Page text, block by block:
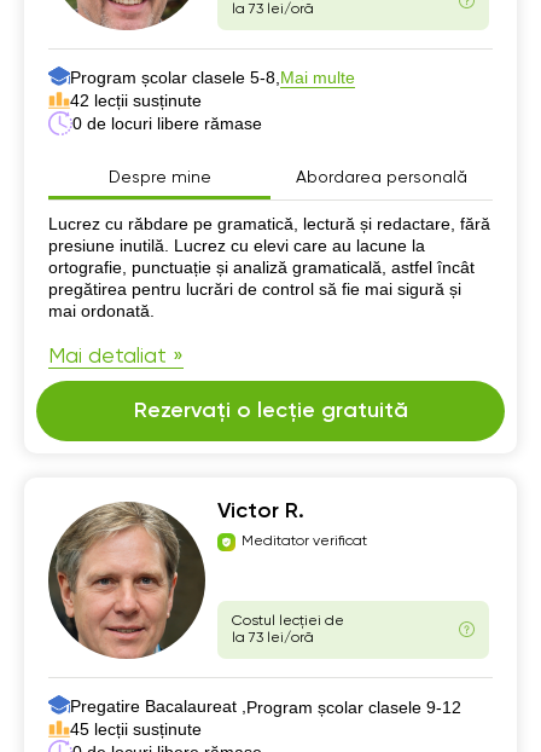
la 73 lei/oră
Program școlar clasele 5-8, Mai multe
42 lecții susținute
0 de locuri libere rămase
Despre mine Abordarea personală
Despre mine
Lucrez cu răbdare pe gramatică, lectură și redactare, fără
presiune inutilă. Lucrez cu elevi care au lacune la
ortografie, punctuație și analiză gramaticală, astfel încât
pregătirea pentru lucrări de control să fie mai sigură și
mai ordonată.
Mai detaliat »
Rezervați o lecție gratuită
Victor R.
Meditator verificat
Costul lecției de
la 73 lei/oră
Pregatire Bacalaureat , Program școlar clasele 9-12
45 lecții susținute